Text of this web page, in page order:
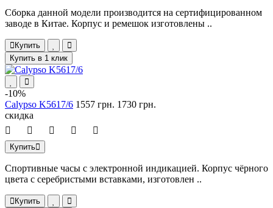
Сборка данной модели производится на сертифицированном
заводе в Китае. Корпус и ремешок изготовлены ..
Купить
Купить в 1 клик
-10%
Calypso K5617/6 1557 грн. 1730 грн.
скидка
Купить
Спортивные часы с электронной индикацией. Корпус чёрного
цвета с серебристыми вставками, изготовлен ..
Купить